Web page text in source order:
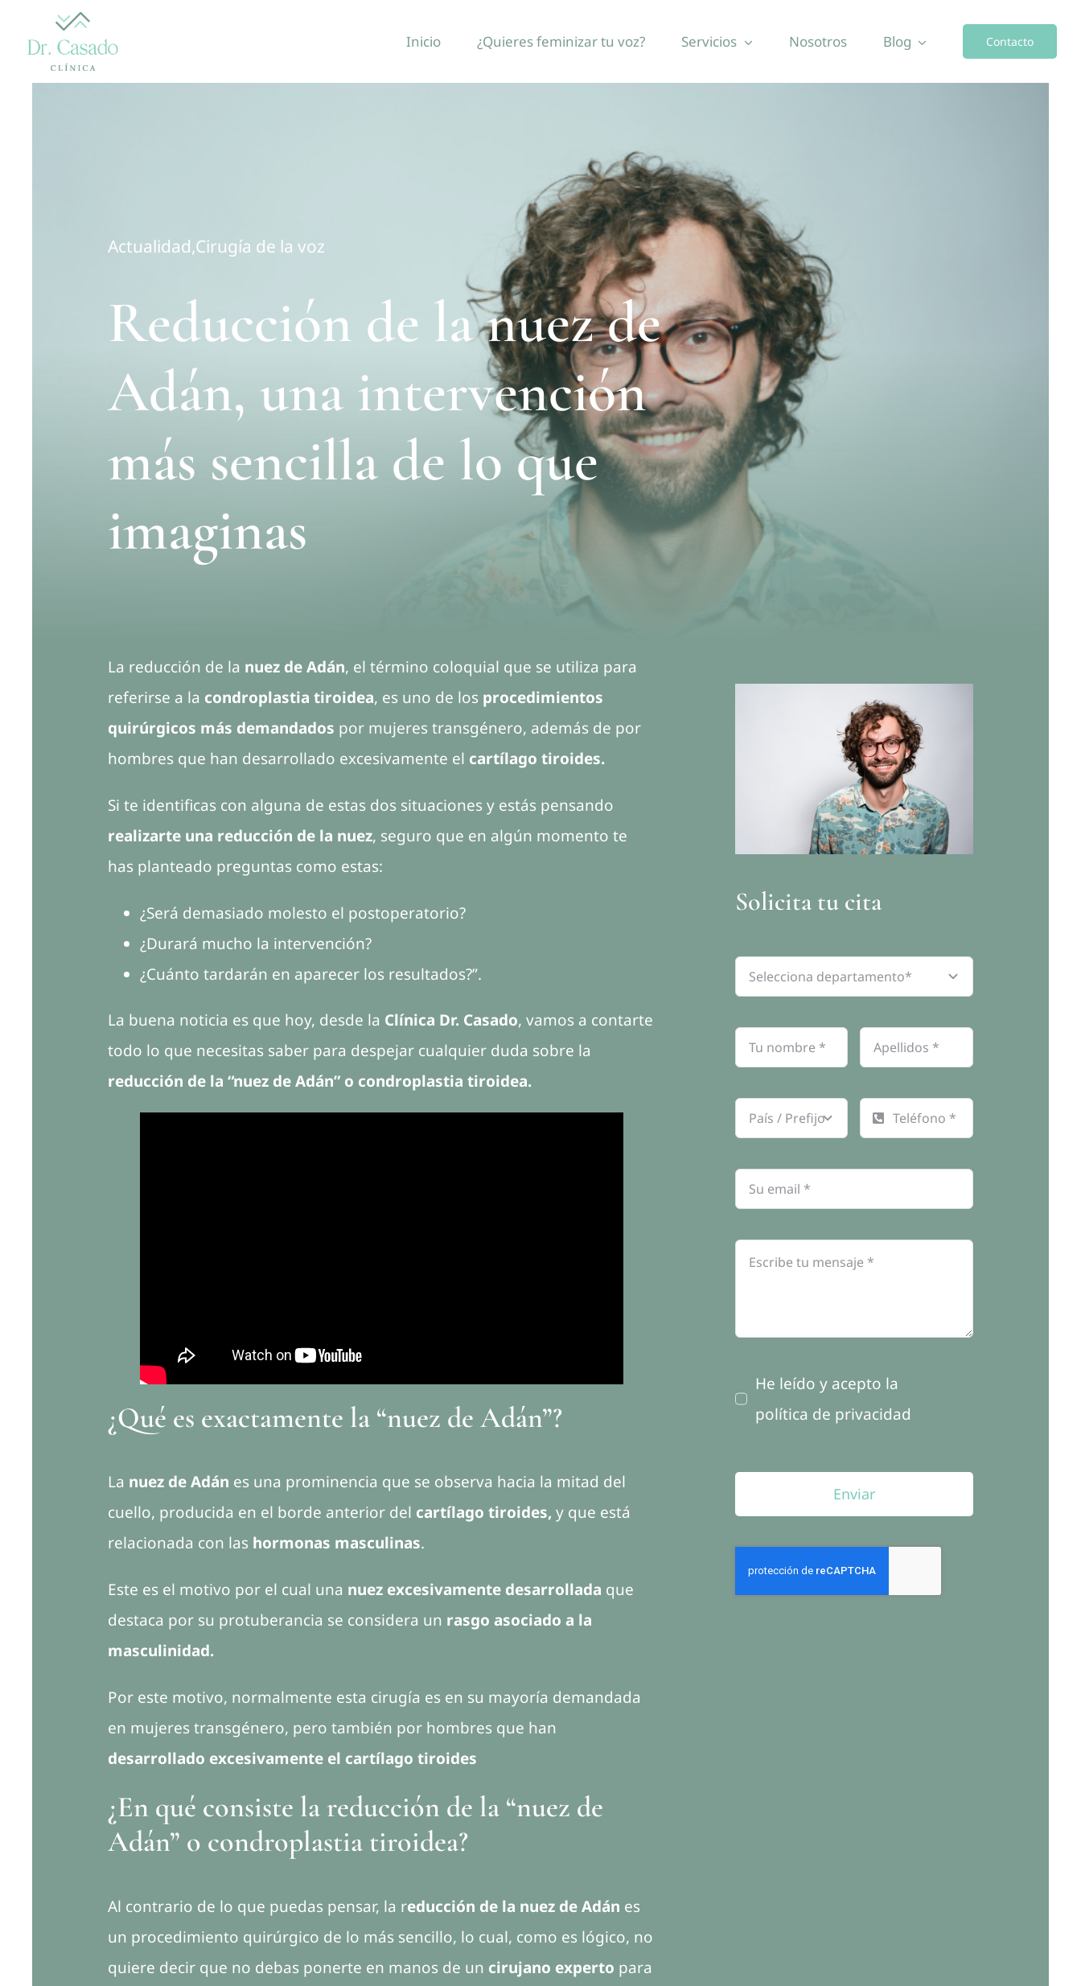
content
Inicio ¿Quieres feminizar tu voz? Servicios Nosotros Blog Contacto
Actualidad,Cirugía de la voz
Reducción de la nuez de
Adán, una intervención
más sencilla de lo que
imaginas
La reducción de la nuez de Adán, el término coloquial que se utiliza para
referirse a la condroplastia tiroidea, es uno de los procedimientos
quirúrgicos más demandados por mujeres transgénero, además de por
hombres que han desarrollado excesivamente el cartílago tiroides.
Si te identificas con alguna de estas dos situaciones y estás pensando
realizarte una reducción de la nuez, seguro que en algún momento te
has planteado preguntas como estas:
¿Será demasiado molesto el postoperatorio?
¿Durará mucho la intervención?
¿Cuánto tardarán en aparecer los resultados?”.
La buena noticia es que hoy, desde la Clínica Dr. Casado, vamos a contarte
todo lo que necesitas saber para despejar cualquier duda sobre la
reducción de la “nuez de Adán” o condroplastia tiroidea.
¿Qué es exactamente la “nuez de Adán”?
La nuez de Adán es una prominencia que se observa hacia la mitad del
cuello, producida en el borde anterior del cartílago tiroides, y que está
relacionada con las hormonas masculinas.
Este es el motivo por el cual una nuez excesivamente desarrollada que
destaca por su protuberancia se considera un rasgo asociado a la
masculinidad.
Por este motivo, normalmente esta cirugía es en su mayoría demandada
en mujeres transgénero, pero también por hombres que han
desarrollado excesivamente el cartílago tiroides
¿En qué consiste la reducción de la “nuez de
Adán” o condroplastia tiroidea?
Al contrario de lo que puedas pensar, la reducción de la nuez de Adán es
un procedimiento quirúrgico de lo más sencillo, lo cual, como es lógico, no
quiere decir que no debas ponerte en manos de un cirujano experto para
Solicita tu cita
He leído y acepto la
política de privacidad
Enviar